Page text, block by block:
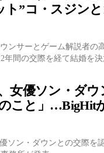
”コ・スジンと
た異色カップル
ンサーとゲーム解説者の
年間の交際を経て結婚を決
女優ソン・ダ
こと」…BigHit
を説明、憶測拡
ソン・ダウンとの交際を